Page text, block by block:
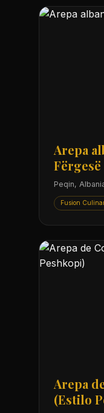
Arepa
Fërgesë
Peqin,
Fusion
Arepa
(Estilo